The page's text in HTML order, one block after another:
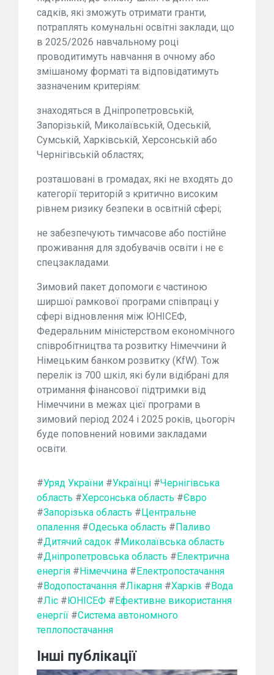
садків, які зможуть отримати гранти,
потраплять комунальні освітні заклади, що
в 2025/2026 навчальному році
проводитимуть навчання в очному або
змішаному форматі та відповідатимуть
зазначеним критеріям:
знаходяться в Дніпропетровській,
Запорізькій, Миколаївській, Одеській,
Сумській, Харківській, Херсонській або
Чернігівській областях;
розташовані в громадах, які не входять до
категорії територій з критично високим
рівнем ризику безпеки в освітній сфері;
не забезпечують тимчасове або постійне
проживання для здобувачів освіти і не є
спецзакладами.
Зимовий пакет допомоги є частиною
ширшої рамкової програми співпраці у
сфері відновлення між ЮНІСЕФ,
Федеральним міністерством економічного
співробітництва та розвитку Німеччини й
Німецьким банком розвитку (KfW). Тож
перелік із 700 шкіл, які були відібрані для
отримання фінансової підтримки від
Німеччини в межах цієї програми в
зимовий період 2024 і 2025 років, цьогоріч
буде поповнений новими закладами
освіти.
#Уряд України #Українці #Чернігівська
область #Херсонська область #Євро
#Запорізька область # Центральне
опалення #Одеська область # Паливо
#Дитячий садок # Миколаївська область
#Дніпропетровська область # Електрична
енергія # Німеччина # Електропостачання
# Водопостачання #Лікарня #Харків # Вода
#Ліс # ЮНІСЕФ # Ефективне використання
енергії #Система автономного
теплопостачання
Інші публікації